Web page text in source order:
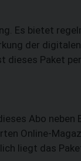
Es bietet
der
dieses Paket
Abo neben
Online-
liegt das